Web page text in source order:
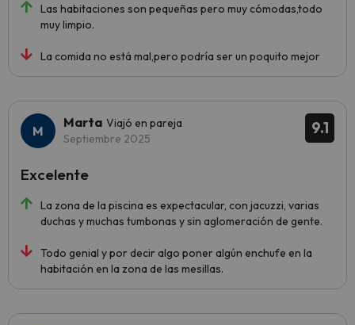
Las habitaciones son pequeñas pero muy cómodas,todo
muy limpio.
La comida no está mal,pero podría ser un poquito mejor
9.1
Marta Viajó en pareja
Septiembre 2025
La zona de la piscina es expectacular, con jacuzzi, varias
duchas y muchas tumbonas y sin aglomeración de gente.
Todo genial y por decir algo poner algún enchufe en la
habitación en la zona de las mesillas.
Excelente